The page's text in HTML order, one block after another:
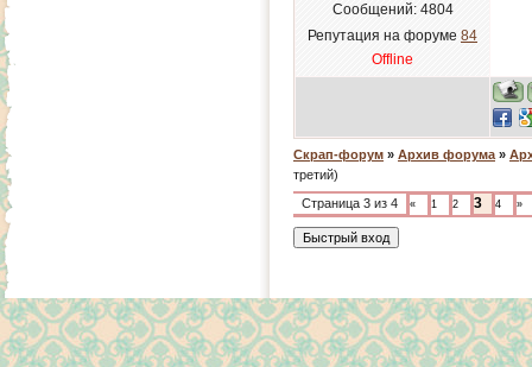
Сообщений: 4804
Репутация на форуме 84
Offline
Скрап-форум » Архив форума »
третий)
Страница 3 из 4 « 1 2 3 4 »